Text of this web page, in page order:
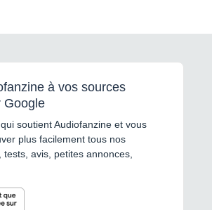
à vos sources
Google
soutient Audiofanzine et vous
plus facilement tous nos
avis, petites annonces,